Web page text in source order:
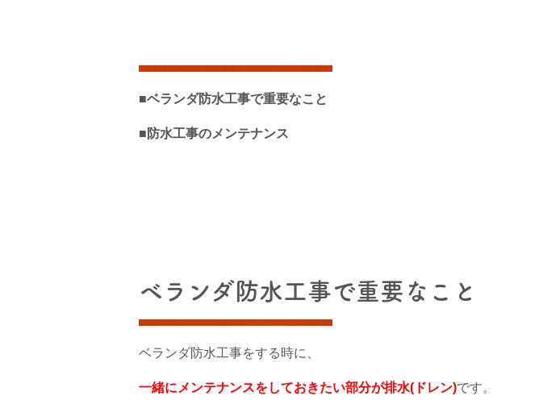
■ベランダ防水工事で重要なこと
■防水工事のメンテナンス
ベランダ防水工事で重要なこと
ベランダ防水工事をする時に、
一緒にメンテナンスをしておきたい部分が排水(ドレン)です。